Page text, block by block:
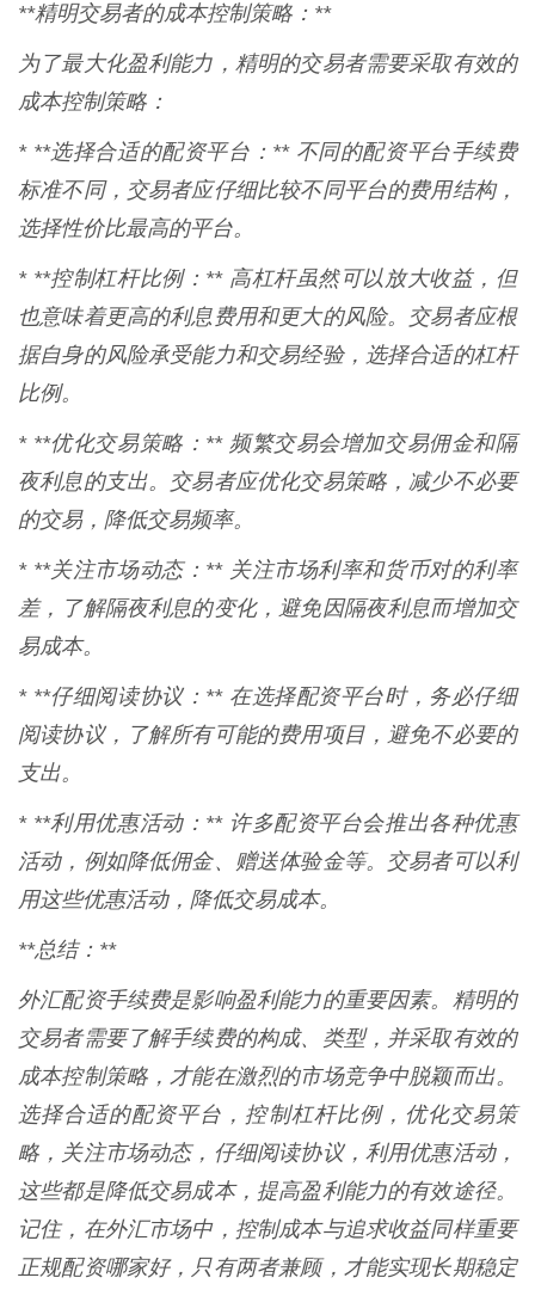
**精明交易者的成本控制策略：**
为了最大化盈利能力，精明的交易者需要采取有效的
成本控制策略：
* **选择合适的配资平台：** 不同的配资平台手续费
标准不同，交易者应仔细比较不同平台的费用结构，
选择性价比最高的平台。
* **控制杠杆比例：** 高杠杆虽然可以放大收益，但
也意味着更高的利息费用和更大的风险。交易者应根
据自身的风险承受能力和交易经验，选择合适的杠杆
比例。
* **优化交易策略：** 频繁交易会增加交易佣金和隔
夜利息的支出。交易者应优化交易策略，减少不必要
的交易，降低交易频率。
* **关注市场动态：** 关注市场利率和货币对的利率
差，了解隔夜利息的变化，避免因隔夜利息而增加交
易成本。
* **仔细阅读协议：** 在选择配资平台时，务必仔细
阅读协议，了解所有可能的费用项目，避免不必要的
支出。
* **利用优惠活动：** 许多配资平台会推出各种优惠
活动，例如降低佣金、赠送体验金等。交易者可以利
用这些优惠活动，降低交易成本。
**总结：**
外汇配资手续费是影响盈利能力的重要因素。精明的
交易者需要了解手续费的构成、类型，并采取有效的
成本控制策略，才能在激烈的市场竞争中脱颖而出。
选择合适的配资平台，控制杠杆比例，优化交易策
略，关注市场动态，仔细阅读协议，利用优惠活动，
这些都是降低交易成本，提高盈利能力的有效途径。
记住，在外汇市场中，控制成本与追求收益同样重要
正规配资哪家好，只有两者兼顾，才能实现长期稳定